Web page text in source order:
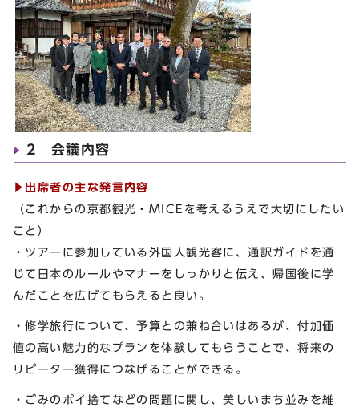
2 会議内容
▶出席者の主な発言内容
（これからの京都観光・MICEを考えるうえで大切にしたい
こと）
・ツアーに参加している外国人観光客に、通訳ガイドを通
じて日本のルールやマナーをしっかりと伝え、帰国後に学
んだことを広げてもらえると良い。
・修学旅行について、予算との兼ね合いはあるが、付加価
値の高い魅力的なプランを体験してもらうことで、将来の
リピーター獲得につなげることができる。
・ごみのポイ捨てなどの問題に関し、美しいまち並みを維